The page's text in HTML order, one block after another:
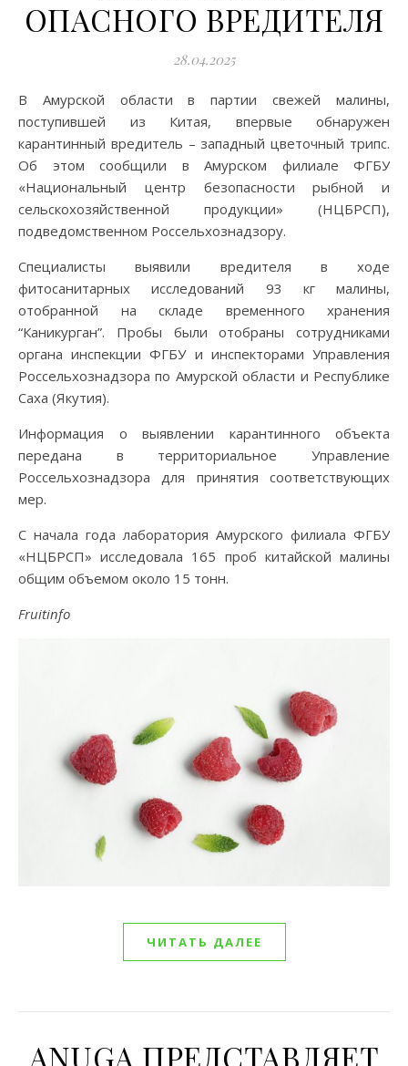
ОПАСНОГО ВРЕДИТЕЛЯ
28.04.2025
В Амурской области в партии свежей малины,
поступившей из Китая, впервые обнаружен
карантинный вредитель – западный цветочный трипс.
Об этом сообщили в Амурском филиале ФГБУ
«Национальный центр безопасности рыбной и
сельскохозяйственной продукции» (НЦБРСП),
подведомственном Россельхознадзору.
Специалисты выявили вредителя в ходе
фитосанитарных исследований 93 кг малины,
отобранной на складе временного хранения
“Каникурган”. Пробы были отобраны сотрудниками
органа инспекции ФГБУ и инспекторами Управления
Россельхознадзора по Амурской области и Республике
Саха (Якутия).
Информация о выявлении карантинного объекта
передана в территориальное Управление
Россельхознадзора для принятия соответствующих
мер.
С начала года лаборатория Амурского филиала ФГБУ
«НЦБРСП» исследовала 165 проб китайской малины
общим объемом около 15 тонн.
Fruitinfo
ЧИТАТЬ ДАЛЕЕ
ANUGA ПРЕДСТАВЛЯЕТ